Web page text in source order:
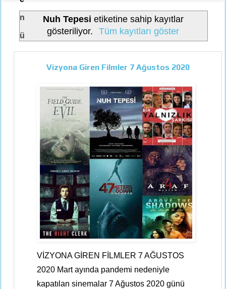
n
ü
Nuh Tepesi etiketine sahip kayıtlar
gösteriliyor.
Tüm kayıtları göster
Vizyona Giren Filmler 7 Ağustos 2020
VİZYONA GİREN FİLMLER 7 AĞUSTOS
2020 Mart ayında pandemi nedeniyle
kapatılan sinemalar 7 Ağustos 2020 günü